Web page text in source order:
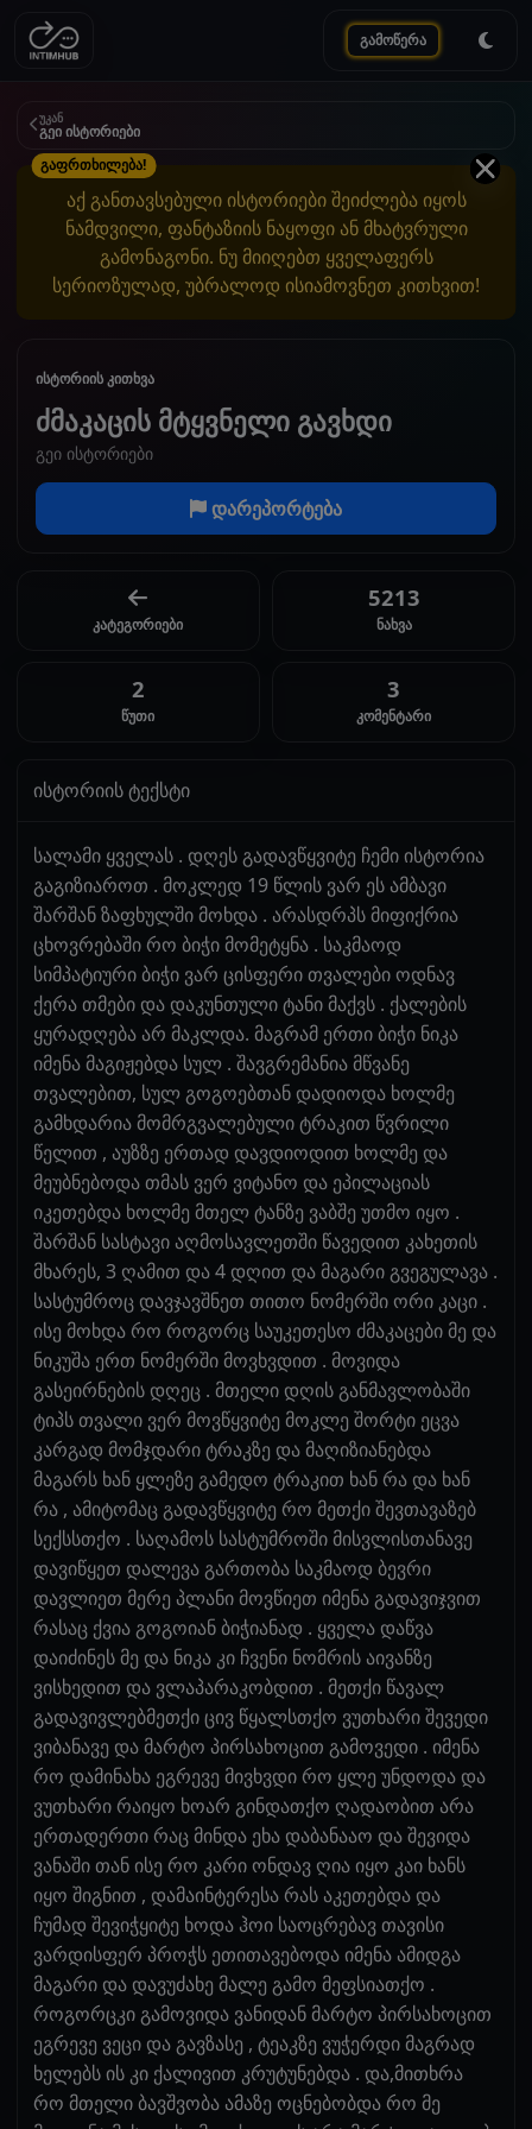
გამოწერა
უკან
გეი ისტორიები
გაფრთხილება!
აქ განთავსებული ისტორიები შეიძლება იყოს
ნამდვილი, ფანტაზიის ნაყოფი ან მხატვრული
გამონაგონი. ნუ მიიღებთ ყველაფერს
სერიოზულად, უბრალოდ ისიამოვნეთ კითხვით!
ისტორიის კითხვა
ძმაკაცის მტყვნელი გავხდი
გეი ისტორიები
დარეპორტება
კატეგორიები
5213
ნახვა
2
წუთი
3
კომენტარი
ისტორიის ტექსტი
სალამი ყველას . დღეს გადავწყვიტე ჩემი ისტორია
გაგიზიაროთ . მოკლედ 19 წლის ვარ ეს ამბავი
შარშან ზაფხულში მოხდა . არასდრპს მიფიქრია
ცხოვრებაში რო ბიჭი მომეტყნა . საკმაოდ
სიმპატიური ბიჭი ვარ ცისფერი თვალები ოდნავ
ქერა თმები და დაკუნთული ტანი მაქვს . ქალების
ყურადღება არ მაკლდა. მაგრამ ერთი ბიჭი ნიკა
იმენა მაგიჟებდა სულ . შავგრემანია მწვანე
თვალებით, სულ გოგოებთან დადიოდა ხოლმე
გამხდარია მომრგვალებული ტრაკით წვრილი
წელით , აუზზე ერთად დავდიოდით ხოლმე და
მეუბნებოდა თმას ვერ ვიტანო და ეპილაციას
იკეთებდა ხოლმე მთელ ტანზე ვაბშე უთმო იყო .
შარშან სასტავი აღმოსავლეთში წავედით კახეთის
მხარეს, 3 ღამით და 4 დღით და მაგარი გვეგულავა .
სასტუმროც დავჯავშნეთ თითო ნომერში ორი კაცი .
ისე მოხდა რო როგორც საუკეთესო ძმაკაცები მე და
ნიკუშა ერთ ნომერში მოვხვდით . მოვიდა
გასეირნების დღეც . მთელი დღის განმავლობაში
ტიპს თვალი ვერ მოვწყვიტე მოკლე შორტი ეცვა
კარგად მომჯდარი ტრაკზე და მაღიზიანებდა
მაგარს ხან ყლეზე გამედო ტრაკით ხან რა და ხან
რა , ამიტომაც გადავწყვიტე რო მეთქი შევთავაზებ
სექსსთქო . საღამოს სასტუმროში მისვლისთანავე
დავიწყეთ დალევა გართობა საკმაოდ ბევრი
დავლიეთ მერე პლანი მოვწიეთ იმენა გადავიჯვით
რასაც ქვია გოგოიან ბიჭიანად . ყველა დაწვა
დაიძინეს მე და ნიკა კი ჩვენი ნომრის აივანზე
ვისხედით და ვლაპარაკობდით . მეთქი წავალ
გადავივლებმეთქი ცივ წყალსთქო ვუთხარი შევედი
ვიბანავე და მარტო პირსახოცით გამოვედი . იმენა
რო დამინახა ეგრევე მივხვდი რო ყლე უნდოდა და
ვუთხარი რაიყო ხოარ გინდათქო ღადაობით არა
ერთადერთი რაც მინდა ეხა დაბანააო და შევიდა
ვანაში თან ისე რო კარი ონდავ ღია იყო კაი ხანს
იყო შიგნით , დამაინტერესა რას აკეთებდა და
ჩუმად შევიჭყიტე ხოდა ჰოი საოცრებავ თავისი
ვარდისფერ პროჭს ეთითავებოდა იმენა ამიდგა
მაგარი და დავუძახე მალე გამო მეფსიათქო .
როგორცკი გამოვიდა ვანიდან მარტო პირსახოცით
ეგრევე ვეცი და გავზასე , ტეაკზე ვუჭერდი მაგრად
ხელებს ის კი ქალივით კრუტუნებდა . და,მითხრა
რო მთელი ბავშვობა ამაზე ოცნებობდა რო მე